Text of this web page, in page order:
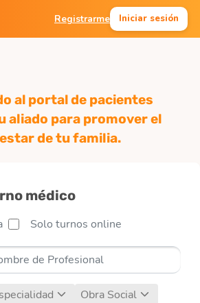
Registrarme Iniciar sesión
al portal de pacientes
aliado para promover el
de tu familia.
médico
Solo turnos online
Obra Social